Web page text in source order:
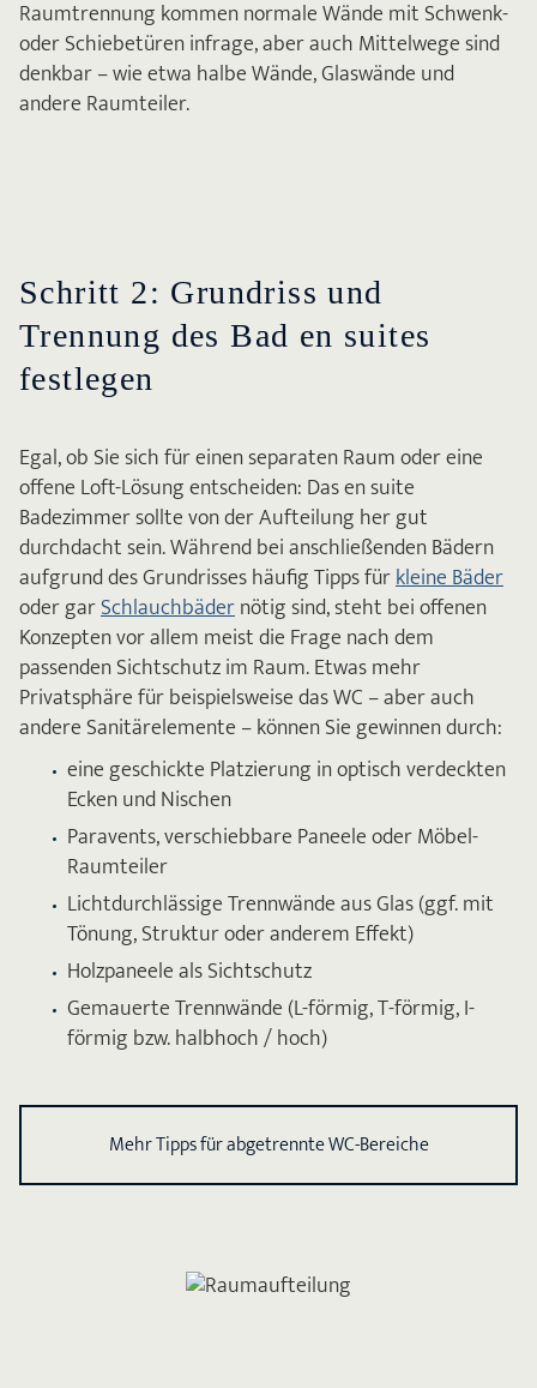
Raumtrennung kommen normale Wände mit Schwenk-
oder Schiebetüren infrage, aber auch Mittelwege sind
denkbar – wie etwa halbe Wände, Glaswände und
andere Raumteiler.
Schritt 2: Grundriss und
Trennung des Bad en suites
festlegen
Egal, ob Sie sich für einen separaten Raum oder eine
offene Loft-Lösung entscheiden: Das en suite
Badezimmer sollte von der Aufteilung her gut
durchdacht sein. Während bei anschließenden Bädern
aufgrund des Grundrisses häufig Tipps fürkleine Bäder
oder garSchlauchbädernötig sind, steht bei offenen
Konzepten vor allem meist die Frage nach dem
passenden Sichtschutz im Raum. Etwas mehr
Privatsphäre für beispielsweise das WC – aber auch
andere Sanitärelemente – können Sie gewinnen durch:
eine geschickte Platzierung in optisch verdeckten
Ecken und Nischen
Paravents, verschiebbare Paneele oder Möbel-
Raumteiler
Lichtdurchlässige Trennwände aus Glas (ggf. mit
Tönung, Struktur oder anderem Effekt)
Holzpaneele als Sichtschutz
Gemauerte Trennwände (L-förmig, T-förmig, I-
förmig bzw. halbhoch / hoch)
Mehr Tipps für abgetrennte WC-Bereiche